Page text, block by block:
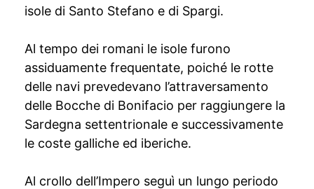
isole di Santo Stefano e di Spargi.
Al tempo dei romani le isole furono
assiduamente frequentate, poiché le rotte
delle navi prevedevano l’attraversamento
delle Bocche di Bonifacio per raggiungere la
Sardegna settentrionale e successivamente
le coste galliche ed iberiche.
Al crollo dell’Impero seguì un lungo periodo